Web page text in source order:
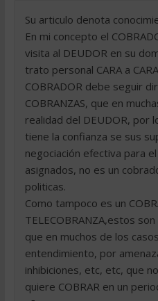
Su articulo denota
En mi concepto el
visita al DEUDOR en su
trato personal CARA a
COBRADOR debe seguir
COBRANZAS, que en
realidad del DEUDOR, por
tiene la confianza se sus
negociación efectiva para
asignados, no es un
politicas.
Como tampoco es un
TELECOBRANZA,estos
que en muchos de los
entendimiento, por
inhibiciones, etc, etc, que
quiere COBRAR en un